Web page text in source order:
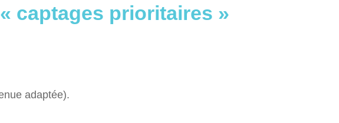
captages prioritaires »
adaptée).